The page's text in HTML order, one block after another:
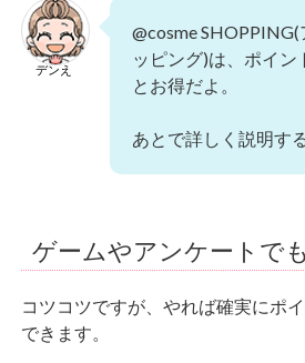
デンえ
@cosme
ッピング)は、ポイン
とお得だよ。
あとで詳しく説明す
ゲームやアンケートで
コツコツですが、やれば確実にポ
できます。